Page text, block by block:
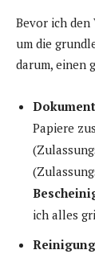
Bevor ich
um die
darum, einen
Papiere
ich alles